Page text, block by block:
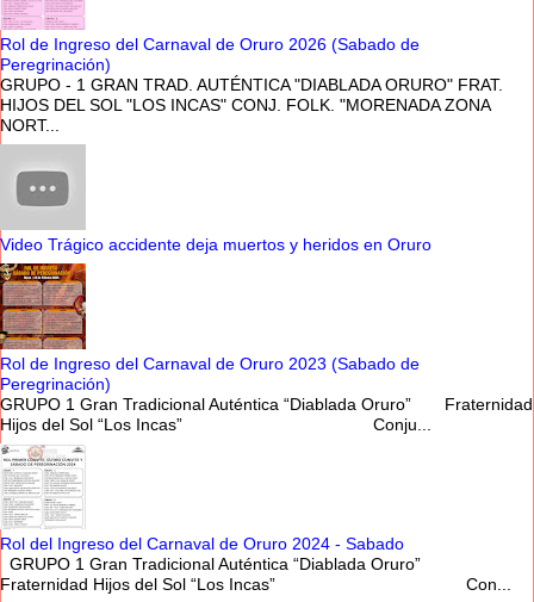
Rol de Ingreso del Carnaval de Oruro 2026 (Sabado de
Peregrinación)
GRUPO - 1 GRAN TRAD. AUTÉNTICA "DIABLADA ORURO" FRAT.
HIJOS DEL SOL "LOS INCAS" CONJ. FOLK. "MORENADA ZONA
NORT...
Video Trágico accidente deja muertos y heridos en Oruro
Rol de Ingreso del Carnaval de Oruro 2023 (Sabado de
Peregrinación)
GRUPO 1 Gran Tradicional Auténtica “Diablada Oruro” Fraternidad
Hijos del Sol “Los Incas” Conju...
Rol del Ingreso del Carnaval de Oruro 2024 - Sabado
GRUPO 1 Gran Tradicional Auténtica “Diablada Oruro”
Fraternidad Hijos del Sol “Los Incas” Con...